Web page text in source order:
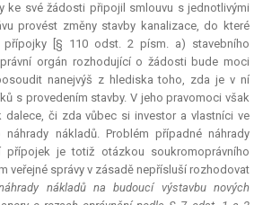
ke své žádosti připojil smlouvu s jednotlivými
provést změny stavby kanalizace, do které
přípojky [§ 110 odst. 2 písm. a) stavebního
orgán rozhodující o žádosti bude moci
nanejvýš z hlediska toho, zda je v ní
s provedením stavby. V jeho pravomoci však
dalece, či zda vůbec si investor a vlastníci ve
nákladů. Problém případné náhrady
přípojek je totiž otázkou soukromoprávního
veřejné správy v zásadě nepřísluší rozhodovat
nákladů na budoucí výstavbu nových